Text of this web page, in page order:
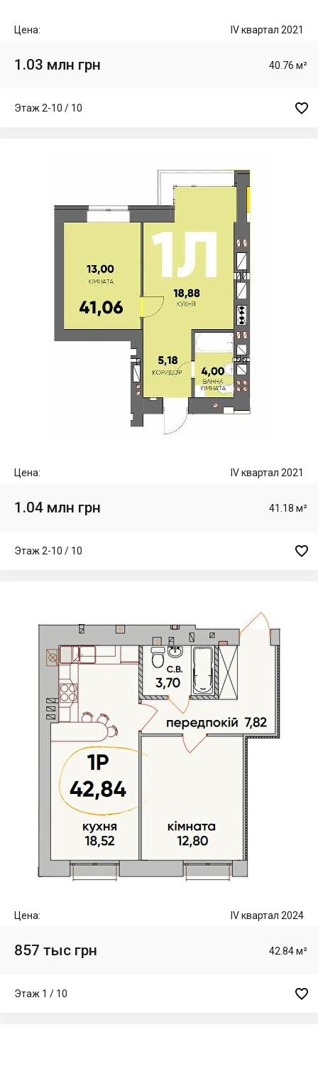
Цена: IV квартал 2021
1.03 млн грн 40.76 м²
Этаж 2-10 / 10 
Цена: IV квартал 2021
1.04 млн грн 41.18 м²
Этаж 2-10 / 10 
Цена: IV квартал 2024
857 тыс грн 42.84 м²
Этаж 1 / 10 